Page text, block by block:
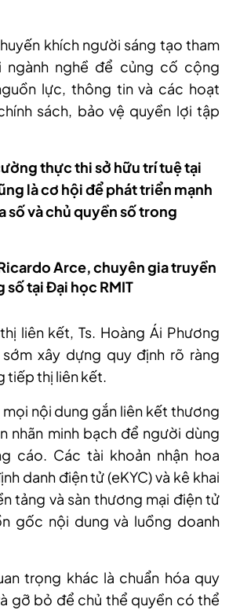
khích người sáng tạo tham
ngành nghề để củng cố cộng
lực, thông tin và các hoạt
sách, bảo vệ quyền lợi tập
thực thi sở hữu trí tuệ tại
là cơ hội để phát triển mạnh
số và chủ quyền số trong
Arce, chuyên gia truyền
số tại Đại học RMIT
liên kết, Ts. Hoàng Ái Phương
xây dựng quy định rõ ràng
tiếp thị liên kết.
mọi nội dung gắn liên kết thương
nhãn minh bạch để người dùng
cáo. Các tài khoản nhận hoa
danh điện tử (eKYC) và kê khai
tảng và sàn thương mại điện tử
gốc nội dung và luồng doanh
trọng khác là chuẩn hóa quy
gỡ bỏ để chủ thể quyền có thể